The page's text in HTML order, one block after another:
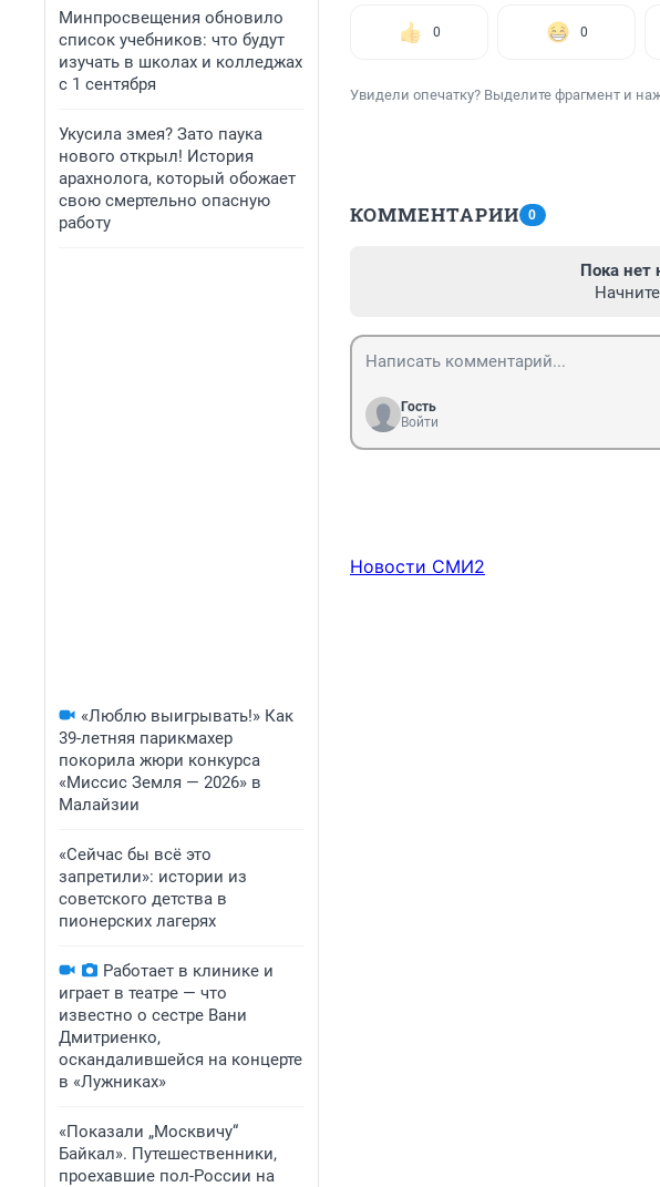
Минпросвещения обновило
список учебников: что будут
изучать в школах и колледжах
с 1 сентября
Укусила змея? Зато паука
нового открыл! История
арахнолога, который обожает
свою смертельно опасную
работу
«Люблю выигрывать!» Как
39-летняя парикмахер
покорила жюри конкурса
«Миссис Земля — 2026» в
Малайзии
«Сейчас бы всё это
запретили»: истории из
советского детства в
пионерских лагерях
Работает в клинике и
играет в театре — что
известно о сестре Вани
Дмитриенко,
оскандалившейся на концерте
в «Лужниках»
«Показали „Москвичу“
Байкал». Путешественники,
проехавшие пол-России на
0 0
Увидели опечатку? Выделите фрагмент и
КОММЕНТАРИИ 0
Пока нет
Гость
Войти
Новости СМИ2